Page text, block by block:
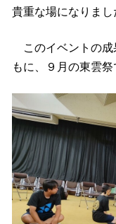
貴重な場になりまし
このイベントの成
もに、９月の東雲祭